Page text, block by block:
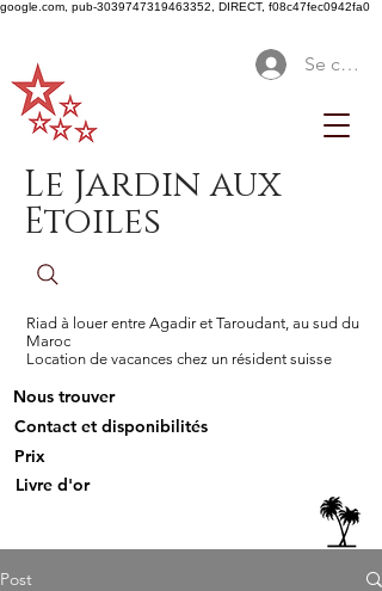
google.com, pub-3039747319463352, DIRECT, f08c47fec0942fa0
Se
Le Jardin aux
Etoiles
Riad à louer entre Agadir et Taroudant, au sud du
Maroc
Location de vacances chez un résident suisse
Nous trouver
Contact et disponibilités
Prix
Livre d'or
Post